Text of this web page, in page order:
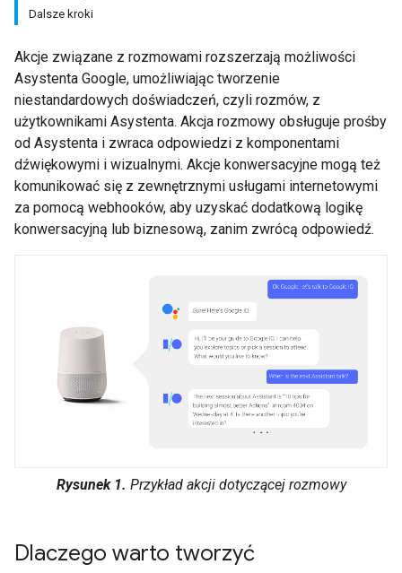
Dalsze kroki
Akcje związane z rozmowami rozszerzają możliwości
Asystenta Google, umożliwiając tworzenie
niestandardowych doświadczeń, czyli rozmów, z
użytkownikami Asystenta. Akcja rozmowy obsługuje prośby
od Asystenta i zwraca odpowiedzi z komponentami
dźwiękowymi i wizualnymi. Akcje konwersacyjne mogą też
komunikować się z zewnętrznymi usługami internetowymi
za pomocą webhooków, aby uzyskać dodatkową logikę
konwersacyjną lub biznesową, zanim zwrócą odpowiedź.
Rysunek 1. Przykład akcji dotyczącej rozmowy
Dlaczego warto tworzyć